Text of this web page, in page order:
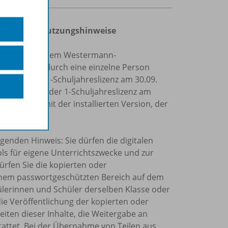
und Nutzungshinweise
mit einem Westermann-
Nutzung durch eine einzelne Person
der 1-Schuljahreslizenz am 30.09.
Laufzeit der 1-Schuljahreslizenz am
offline mit der installierten Version, der
Hinweis: Sie dürfen die digitalen
für eigene Unterrichtszwecke und zur
Sie die kopierten oder
passwortgeschützten Bereich auf dem
und Schüler derselben Klasse oder
Veröffentlichung der kopierten oder
dieser Inhalte, die Weitergabe an
Bei der Übernahme von Teilen aus